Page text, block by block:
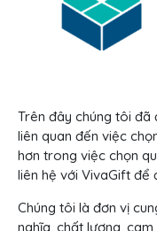
Trên đây chúng tôi đã
liên quan đến việc
hơn trong việc chọn
liên hệ với VivaGift để
Chúng tôi là đơn vị
nghĩa, chất lượng,